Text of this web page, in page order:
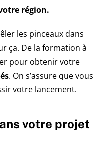
région.
les pinceaux dans
ça. De la formation à
pour obtenir votre
. On s’assure que vous
votre lancement.
votre projet